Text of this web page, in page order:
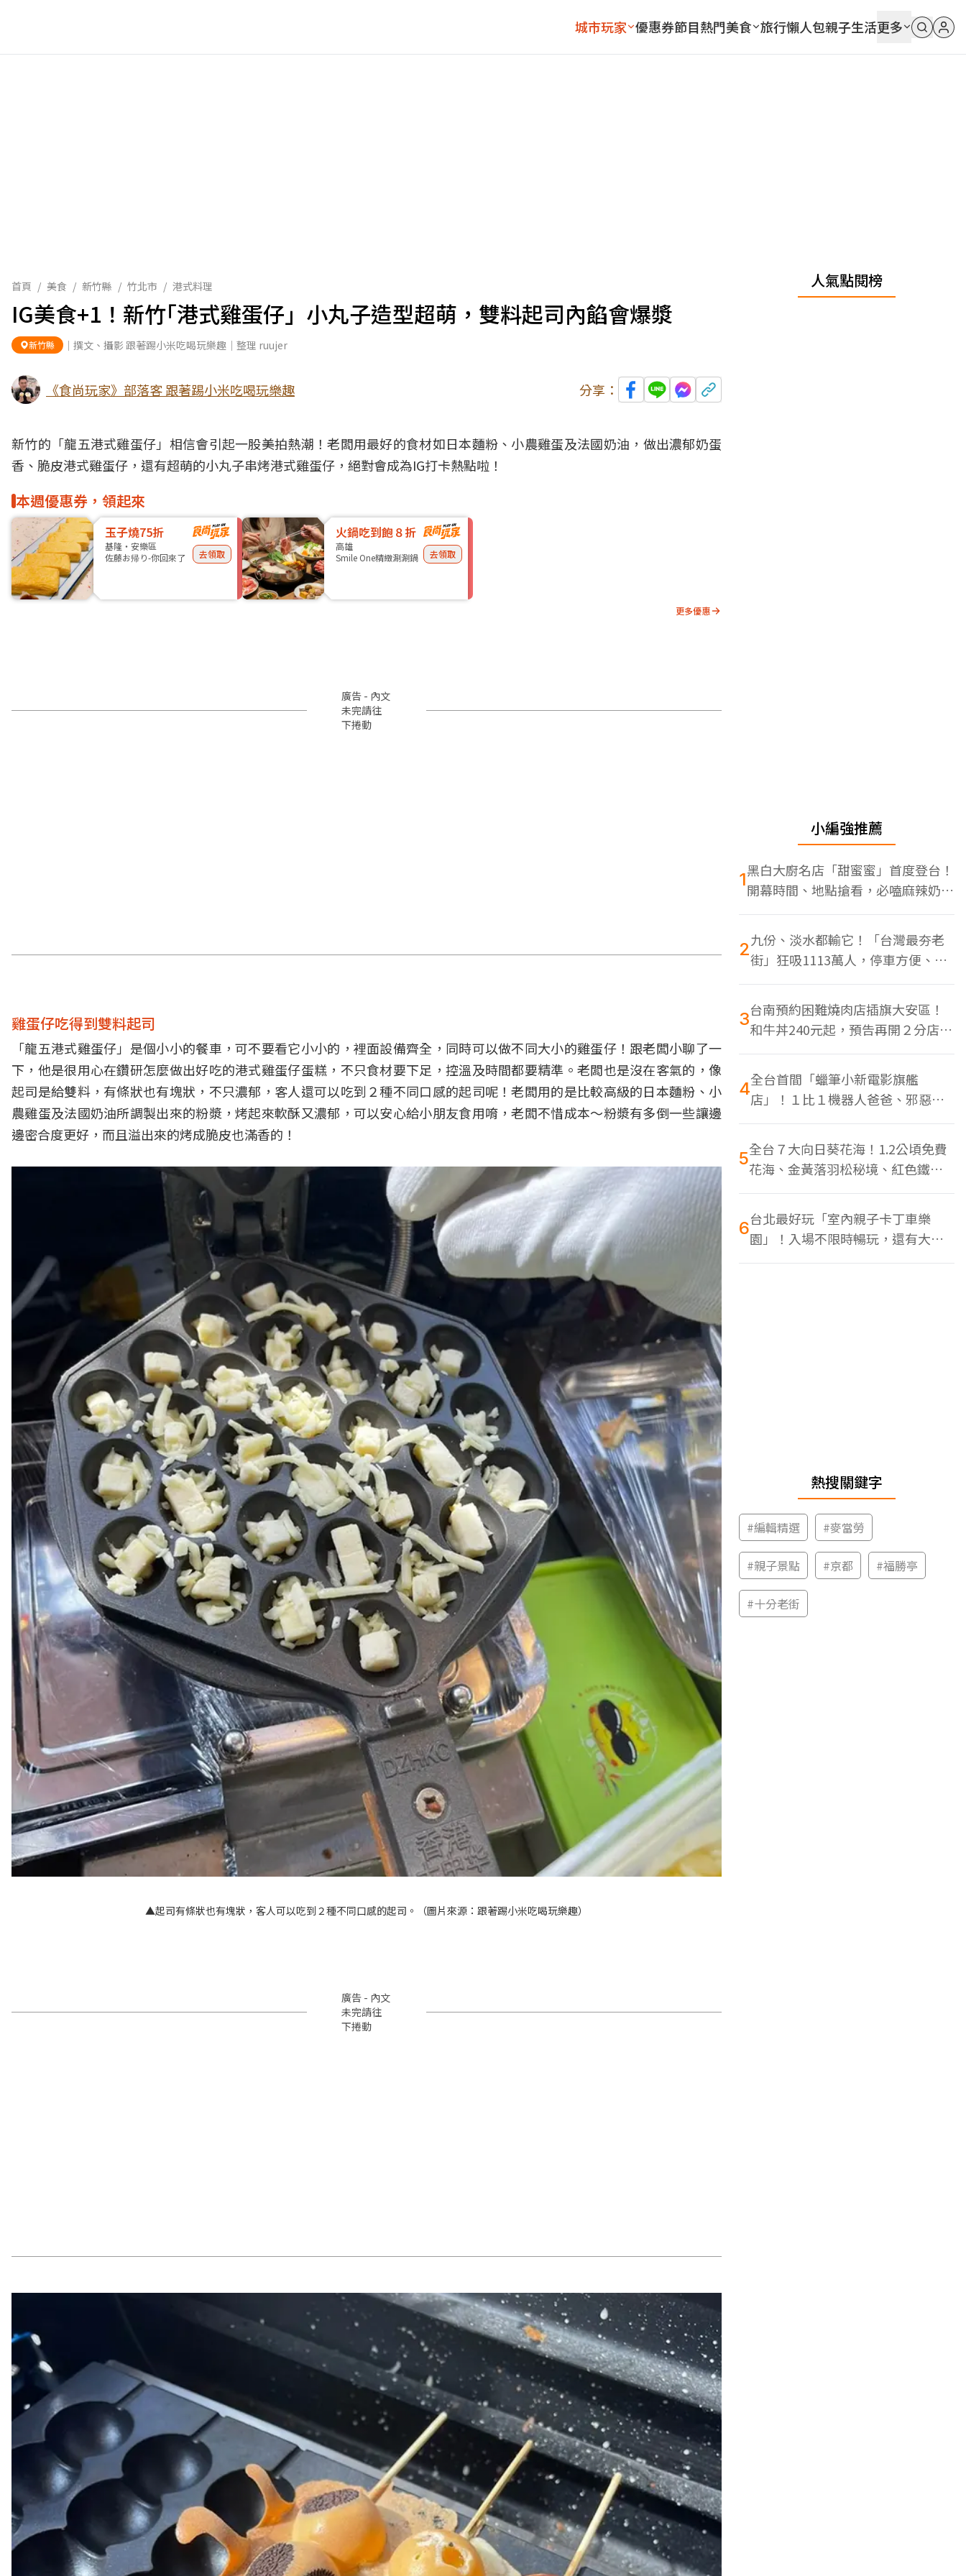
城市玩家 優惠券節目熱門美食 旅行懶人包親子生活更多
首頁 / 美食 / 新竹縣 / 竹北市 / 港式料理
IG美食+1！新竹｢港式雞蛋仔」小丸子造型超萌，雙料起司內餡會爆漿
新竹縣 ｜撰文、攝影 跟著踢小米吃喝玩樂趣｜整理 ruujer
《食尚玩家》部落客 跟著踢小米吃喝玩樂趣 分享：
新竹的「龍五港式雞蛋仔」相信會引起一股美拍熱潮！老闆用最好的食材如日本麵粉、小農雞蛋及法國奶油，做出濃郁奶蛋
香、脆皮港式雞蛋仔，還有超萌的小丸子串烤港式雞蛋仔，絕對會成為IG打卡熱點啦！
本週優惠券，領起來
玉子燒75折
基隆・安樂區
佐藤お帰り-你回來了
去領取
火鍋吃到飽８折
高雄
Smile One精緻涮涮鍋
去領取
更多優惠
廣告 - 內文
未完請往
下捲動
雞蛋仔吃得到雙料起司
「龍五港式雞蛋仔」是個小小的餐車，可不要看它小小的，裡面設備齊全，同時可以做不同大小的雞蛋仔！跟老闆小聊了一
下，他是很用心在鑽研怎麼做出好吃的港式雞蛋仔蛋糕，不只食材要下足，控溫及時間都要精準。老闆也是沒在客氣的，像
起司是給雙料，有條狀也有塊狀，不只濃郁，客人還可以吃到２種不同口感的起司呢！老闆用的是比較高級的日本麵粉、小
農雞蛋及法國奶油所調製出來的粉漿，烤起來軟酥又濃郁，可以安心給小朋友食用唷，老闆不惜成本～粉漿有多倒一些讓邊
邊密合度更好，而且溢出來的烤成脆皮也滿香的！
▲起司有條狀也有塊狀，客人可以吃到２種不同口感的起司。（圖片來源： 跟著踢小米吃喝玩樂趣）
廣告 - 內文
未完請往
下捲動
人氣點閱榜
小編強推薦
1黑白大廚名店「甜蜜蜜」首度登台！
開幕時間、地點搶看，必嗑麻辣奶油
蝦
2九份、淡水都輸它！「台灣最夯老
街」狂吸1113萬人，停車方便、特
色美食多
3台南預約困難燒肉店插旗大安區！
和牛丼240元起，預告再開２分店、
地點曝光
4全台首間「蠟筆小新電影旗艦
店」！１比１機器人爸爸、邪惡正
男，百款周邊買翻
5全台７大向日葵花海！1.2公頃免費
花海、金黃落羽松秘境、紅色鐵橋
同框
6台北最好玩「室內親子卡丁車樂
園」！入場不限時暢玩，還有大螢
幕Switch遊戲區
熱搜關鍵字
#編輯精選 #麥當勞
#親子景點 #京都 #福勝亭
#十分老街